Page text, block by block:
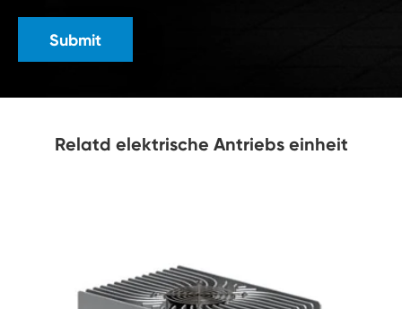
Submit
Relatd elektrische Antriebs einheit